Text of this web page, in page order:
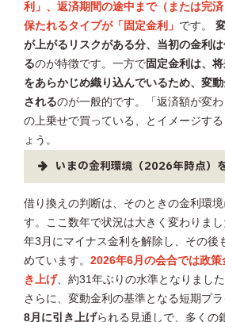
利」、返済期間の途中まで（または完
保たれるタイプが「固定金利」 です。
が上がるリスクがある分、当初の金利
るのが特徴です。一方で固定金利は、
をあらかじめ織り込んでいるため、変
されるのが一般的です。「返済額が変
の上乗せで買っている、とイメージす
ょう。
いまの金利環境（2026年時点）
借り換えの判断は、そのときの金利環
す。ここ数年で状況は大きく変わりま
年3月にマイナス金利を解除し、その後
めています。 2026年6月の会合では政策
き上げ、約31年ぶりの水準となりまし
さらに、変動金利の基準となる短期プ
8月に引き上げられる見通しで、多くの